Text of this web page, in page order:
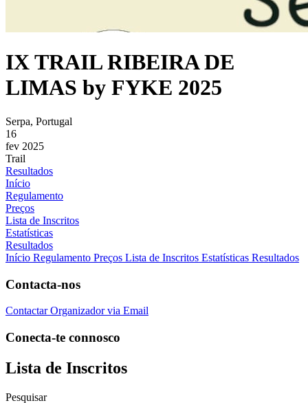
IX TRAIL RIBEIRA DE
LIMAS by FYKE 2025
Serpa, Portugal
16
fev 2025
Trail
Resultados
Início
Regulamento
Preços
Lista de Inscritos
Estatísticas
Resultados
Início Regulamento Preços Lista de Inscritos Estatísticas Resultados
Contacta-nos
Contactar Organizador via Email
Conecta-te connosco
Lista de Inscritos
Pesquisar